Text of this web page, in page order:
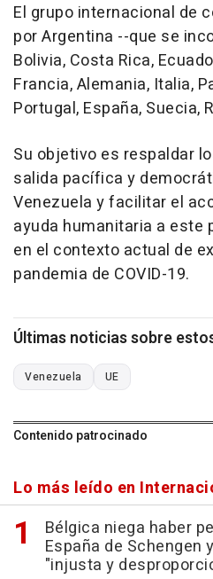
El grupo internacional de
por Argentina --que se
Bolivia, Costa Rica,
Francia, Alemania, Italia,
Portugal, España, Suecia,
Su objetivo es respaldar
salida pacífica y
Venezuela y facilitar el
ayuda humanitaria a este
en el contexto actual de
pandemia de COVID-19.
Últimas noticias sobre
Venezuela UE
Contenido patrocinado
Lo más leído en
Bélgica niega haber
España de Schengen
"injusta y